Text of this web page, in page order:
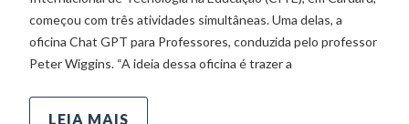
começou com três atividades simultâneas. Uma delas, a
oficina Chat GPT para Professores, conduzida pelo professor
Peter Wiggins. “A ideia dessa oficina é trazer a
LEIA MAIS